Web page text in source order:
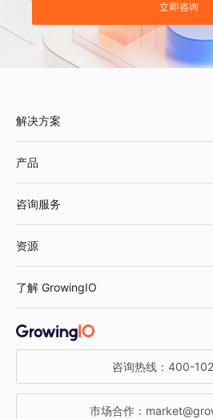
立即咨询
解决方案
鞋服行业
汽车行业
金融行业
产品
智能运营
获客分析
咨询服务
资源
增长公开课
增长博客
了解 GrowingIO
关于 GrowingIO
增长大会
咨询热线： 400-
市场合作：